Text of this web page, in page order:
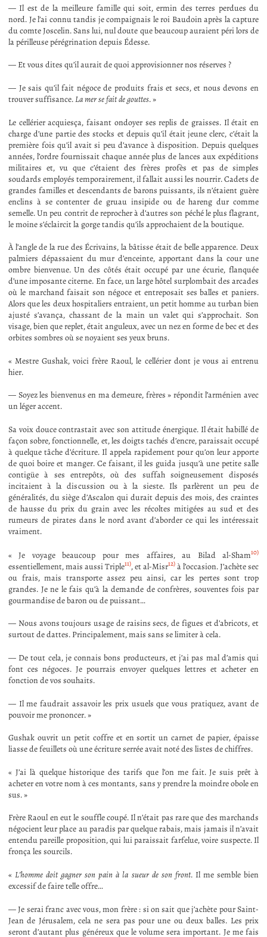
— Il est de la meilleure famille qui soit, ermin des terres perdues du
nord. Je l’ai connu tandis je compaignais le roi Baudoin après la capture
du comte Joscelin. Sans lui, nul doute que beaucoup auraient péri lors de
la périlleuse pérégrination depuis Édesse.
— Et vous dites qu’il aurait de quoi approvisionner nos réserves ?
— Je sais qu’il fait négoce de produits frais et secs, et nous devons en
trouver suffisance.La mer se fait de gouttes. »
Le cellérier acquiesça, faisant ondoyer ses replis de graisses. Il était en
charge d’une partie des stocks et depuis qu’il était jeune clerc, c’était la
première fois qu’il avait si peu d’avance à disposition. Depuis quelques
années, l’ordre fournissait chaque année plus de lances aux expéditions
militaires et, vu que c’étaient des frères profès et pas de simples
soudards employés temporairement, il fallait aussi les nourrir. Cadets de
grandes familles et descendants de barons puissants, ils n’étaient guère
enclins à se contenter de gruau insipide ou de hareng dur comme
semelle. Un peu contrit de reprocher à d’autres son péché le plus flagrant,
le moine s’éclaircit la gorge tandis qu’ils approchaient de la boutique.
À l’angle de la rue des Écrivains, la bâtisse était de belle apparence. Deux
palmiers dépassaient du mur d’enceinte, apportant dans la cour une
ombre bienvenue. Un des côtés était occupé par une écurie, flanquée
d’une imposante citerne. En face, un large hôtel surplombait des arcades
où le marchand faisait son négoce et entreposait ses balles et paniers.
Alors que les deux hospitaliers entraient, un petit homme au turban bien
ajusté s’avança, chassant de la main un valet qui s’approchait. Son
visage, bien que replet, était anguleux, avec un nez en forme de bec et des
orbites sombres où se noyaient ses yeux bruns.
« Mestre Gushak, voici frère Raoul, le cellérier dont je vous ai entrenu
hier.
— Soyez les bienvenus en ma demeure, frères » répondit l’arménien avec
un léger accent.
Sa voix douce contrastait avec son attitude énergique. Il était habillé de
façon sobre, fonctionnelle, et, les doigts tachés d’encre, paraissait occupé
à quelque tâche d’écriture. Il appela rapidement pour qu’on leur apporte
de quoi boire et manger. Ce faisant, il les guida jusqu’à une petite salle
contigüe à ses entrepôts, où des suffah soigneusement disposés
incitaient à la discussion ou à la sieste. Ils parlèrent un peu de
généralités, du siège d’Ascalon qui durait depuis des mois, des craintes
de hausse du prix du grain avec les récoltes mitigées au sud et des
rumeurs de pirates dans le nord avant d’aborder ce qui les intéressait
vraiment.
« Je voyage beaucoup pour mes affaires, au Bilad al-Sham10)
essentiellement, mais aussi Triple11), et al-Misr12) à l’occasion. J’achète sec
ou frais, mais transporte assez peu ainsi, car les pertes sont trop
grandes. Je ne le fais qu’à la demande de confrères, souventes fois par
gourmandise de baron ou de puissant…
— Nous avons toujours usage de raisins secs, de figues et d’abricots, et
surtout de dattes. Principalement, mais sans se limiter à cela.
— De tout cela, je connais bons producteurs, et j’ai pas mal d’amis qui
font ces négoces. Je pourrais envoyer quelques lettres et acheter en
fonction de vos souhaits.
— Il me faudrait assavoir les prix usuels que vous pratiquez, avant de
pouvoir me prononcer. »
Gushak ouvrit un petit coffre et en sortit un carnet de papier, épaisse
liasse de feuillets où une écriture serrée avait noté des listes de chiffres.
« J’ai là quelque historique des tarifs que l’on me fait. Je suis prêt à
acheter en votre nom à ces montants, sans y prendre la moindre obole en
sus. »
Frère Raoul en eut le souffle coupé. Il n’était pas rare que des marchands
négocient leur place au paradis par quelque rabais, mais jamais il n’avait
entendu pareille proposition, qui lui paraissait farfelue, voire suspecte. Il
fronça les sourcils.
«L’homme doit gagner son pain à la sueur de son front. Il me semble bien
excessif de faire telle offre…
— Je serai franc avec vous, mon frère : si on sait que j’achète pour Saint-
Jean de Jérusalem, cela ne sera pas pour une ou deux balles. Les prix
seront d’autant plus généreux que le volume sera important. Je me fais